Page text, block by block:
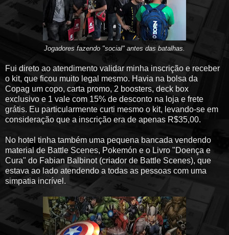
Jogadores fazendo "social" antes das batalhas.
Fui direto ao atendimento validar minha inscrição e receber
o kit, que ficou muito legal mesmo. Havia na bolsa da
Copag um copo, carta promo, 2 boosters, deck box
exclusivo e 1 vale com 15% de desconto na loja e frete
grátis. Eu particularmente curti mesmo o kit, levando-se em
consideração que a inscrição era de apenas R$35,00.
No hotel tinha também uma pequena bancada vendendo
material de Battle Scenes, Pokemón e o Livro "Doença e
Cura" do Fabian Balbinot (criador de Battle Scenes), que
estava ao lado atendendo a todas as pessoas com uma
simpatia incrível.